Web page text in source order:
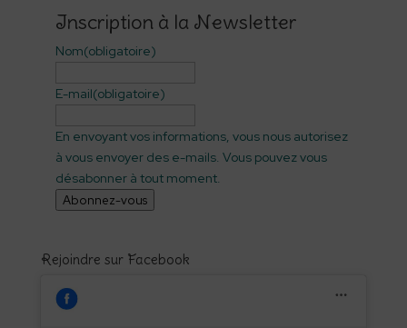
Inscription à la Newsletter
Nom(obligatoire)
E-mail(obligatoire)
En envoyant vos informations, vous nous autorisez
à vous envoyer des e-mails. Vous pouvez vous
désabonner à tout moment.
Abonnez-vous
Rejoindre sur Facebook